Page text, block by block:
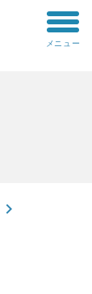
toggle
メニュー
navigate_next